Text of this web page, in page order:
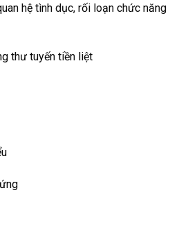
hệ tình dục, rối loạn chức năng
thư tuyến tiền liệt